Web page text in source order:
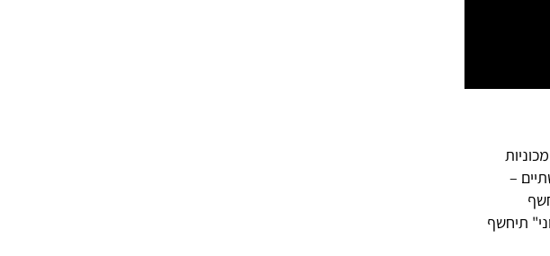
שתי מכוניות
–
תיחשף